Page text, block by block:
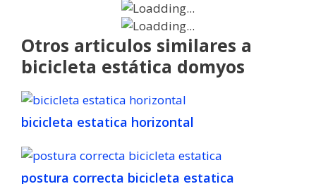
Otros articulos similares a
bicicleta estática domyos
bicicleta estatica horizontal
postura correcta bicicleta estatica